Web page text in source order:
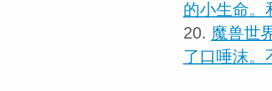
的小生命。
20. 魔兽世
了口唾沫。